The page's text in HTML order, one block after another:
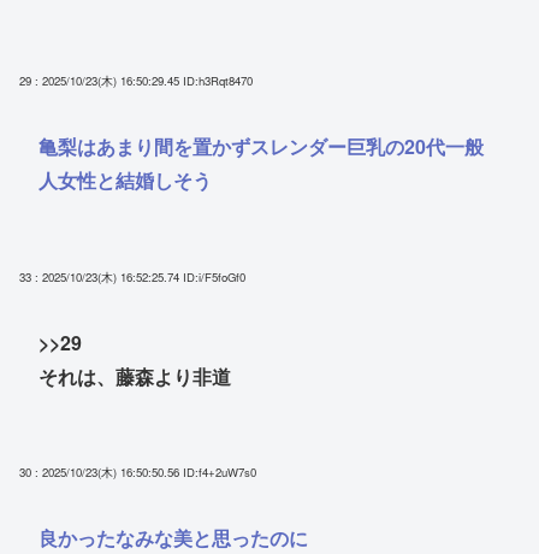
29 : 2025/10/23(木) 16:50:29.45 ID:h3Rqt8470
亀梨はあまり間を置かずスレンダー巨乳の20代一般
人女性と結婚しそう
33 : 2025/10/23(木) 16:52:25.74 ID:i/F5foGf0
>>29
それは、藤森より非道
30 : 2025/10/23(木) 16:50:50.56 ID:f4+2uW7s0
良かったなみな美と思ったのに